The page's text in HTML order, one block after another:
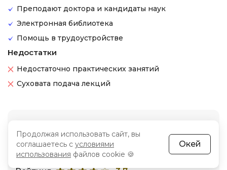
Преподают доктора и кандидаты наук
Электронная библиотека
Помощь в трудоустройстве
Недостатки
Недостаточно практических занятий
Суховата подача лекций
Сайт школы – netology.ru
Продолжая использовать сайт, вы
соглашаетесь с условиями
использования файлов cookie 🍪
Окей